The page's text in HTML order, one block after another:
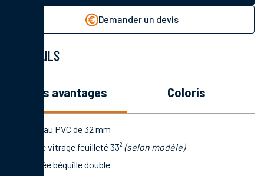
Demander un devis
DÉTAILS
les avantages coloris
Panneau PVC de 32 mm
Double vitrage feuilleté 33²(selon modèle)
Poignée béquille double